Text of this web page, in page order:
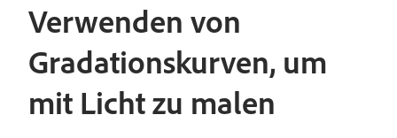
Verwenden von
Gradationskurven, um
mit Licht zu malen